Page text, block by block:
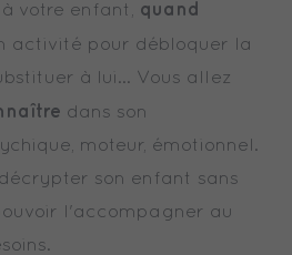
votre enfant, quand
activité pour débloquer la
à lui... Vous allez
dans son
moteur, émotionnel.
son enfant sans
l'accompagner au